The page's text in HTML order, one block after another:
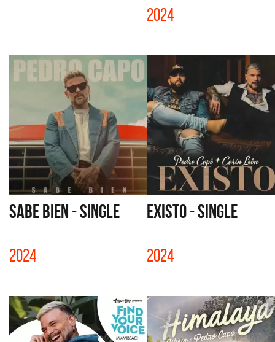
2024
SABE BIEN - SINGLE
2024
EXISTO - SINGLE
2024